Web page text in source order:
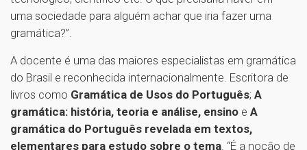
uma sociedade para alguém achar que iria fazer uma
gramática?”.
A docente é uma das maiores especialistas em gramática
do Brasil e reconhecida internacionalmente. Escritora de
livros como Gramática de Usos do Português; A
gramática: história, teoria e análise, ensino e A
gramática do Português revelada em textos,
elementares para estudo sobre o tema. “É a noção de